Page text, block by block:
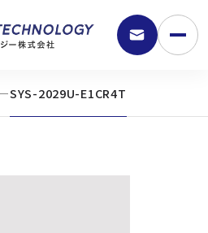
SYS-2029U-E1CR4T